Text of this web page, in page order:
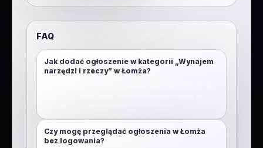
FAQ
Jak dodać ogłoszenie w kategorii „Wynajem
narzędzi i rzeczy” w Łomża?
Czy mogę przeglądać ogłoszenia w Łomża
bez logowania?